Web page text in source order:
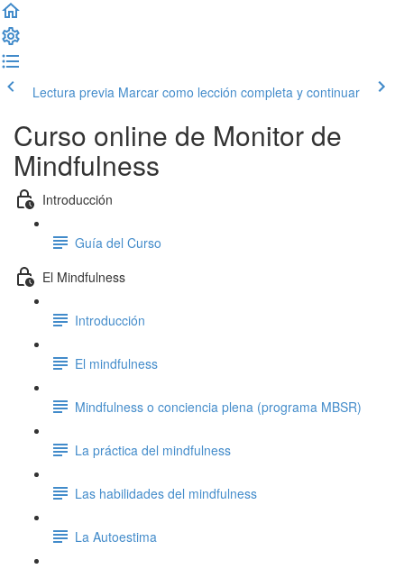
Lectura previa Marcar como lección completa y continuar
Curso online de Monitor de
Mindfulness
Introducción
Guía del Curso
El Mindfulness
Introducción
El mindfulness
Mindfulness o conciencia plena (programa MBSR)
La práctica del mindfulness
Las habilidades del mindfulness
La Autoestima